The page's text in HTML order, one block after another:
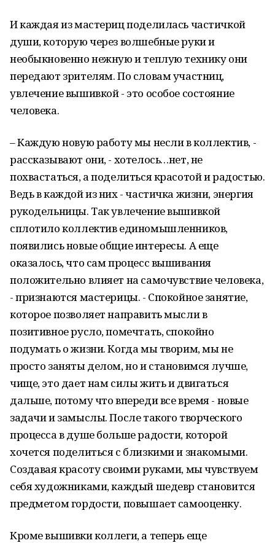
И каждая из мастериц поделилась частичкой
души, которую через волшебные руки и
необыкновенно нежную и теплую технику они
передают зрителям. По словам участниц,
увлечение вышивкой - это особое состояние
человека.
– Каждую новую работу мы несли в коллектив, -
рассказывают они, - хотелось…нет, не
похвастаться, а поделиться красотой и радостью.
Ведь в каждой из них - частичка жизни, энергия
рукодельницы. Так увлечение вышивкой
сплотило коллектив единомышленников,
появились новые общие интересы. А еще
оказалось, что сам процесс вышивания
положительно влияет на самочувствие человека,
- признаются мастерицы. - Спокойное занятие,
которое позволяет направить мысли в
позитивное русло, помечтать, спокойно
подумать о жизни. Когда мы творим, мы не
просто заняты делом, но и становимся лучше,
чище, это дает нам силы жить и двигаться
дальше, потому что впереди все время - новые
задачи и замыслы. После такого творческого
процесса в душе больше радости, которой
хочется поделиться с близкими и знакомыми.
Создавая красоту своими руками, мы чувствуем
себя художниками, каждый шедевр становится
предметом гордости, повышает самооценку.
Кроме вышивки коллеги, а теперь еще